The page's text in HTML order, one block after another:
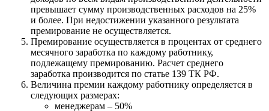
превышает сумму производственных расходов на 25%
и более. При недостижении указанного результата
премирование не осуществляется.
Премирование осуществляется в процентах от среднего
месячного заработка по каждому работнику,
подлежащему премированию. Расчет среднего
заработка производится по статье 139 ТК РФ.
Величина премии каждому работнику определяется в
следующих размерах:
менеджерам – 50%